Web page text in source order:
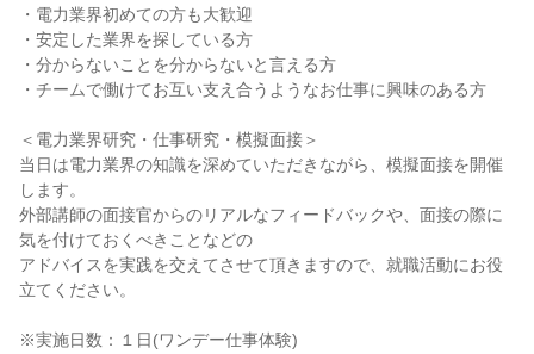
・電力業界初めての方も大歓迎
・安定した業界を探している方
・分からないことを分からないと言える方
・チームで働けてお互い支え合うようなお仕事に興味のある方
＜電力業界研究・仕事研究・模擬面接＞
当日は電力業界の知識を深めていただきながら、模擬面接を開催
します。
外部講師の面接官からのリアルなフィードバックや、面接の際に
気を付けておくべきことなどの
アドバイスを実践を交えてさせて頂きますので、就職活動にお役
立てください。
※実施日数：１日(ワンデー仕事体験)